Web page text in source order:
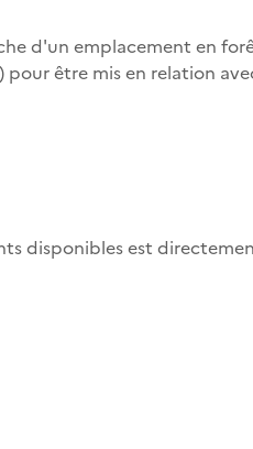
d'un emplacement en
pour être mis en relation
disponibles est